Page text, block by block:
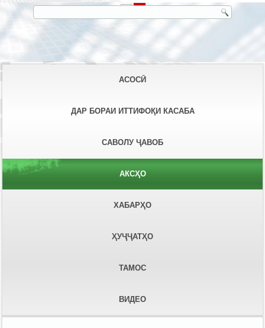
АСОСӢ
ДАР БОРАИ ИТТИФОҚИ КАСАБА
САВОЛУ ҶАВОБ
АКСҲО
ХАБАРҲО
ҲУҶҶАТҲО
ТАМОС
ВИДЕО